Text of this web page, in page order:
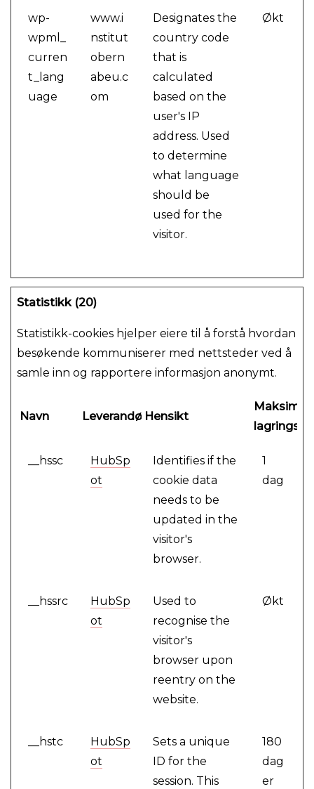
wp-
wpml_
curren
t_lang
uage
www.i
nstitut
obern
abeu.c
om
Designates the
country code
that is
calculated
based on the
user's IP
address. Used
to determine
what language
should be
used for the
visitor.
Økt
Statistikk (20)
Statistikk-cookies hjelper eiere til å forstå hvordan
besøkende kommuniserer med nettsteder ved å
samle inn og rapportere informasjon anonymt.
Navn LeverandørHensikt
Maksimal
__hssc
HubSp
ot
Identifies if the
cookie data
needs to be
updated in the
visitor's
browser.
1
dag
__hssrc
HubSp
ot
Used to
recognise the
visitor's
browser upon
reentry on the
website.
Økt
__hstc
HubSp
ot
Sets a unique
ID for the
session. This
180
dag
er